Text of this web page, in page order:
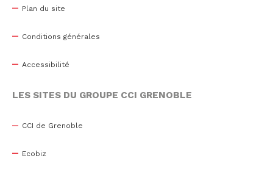
Plan du site
Conditions générales
Accessibilité
LES SITES DU GROUPE CCI GRENOBLE
CCI de Grenoble
Ecobiz